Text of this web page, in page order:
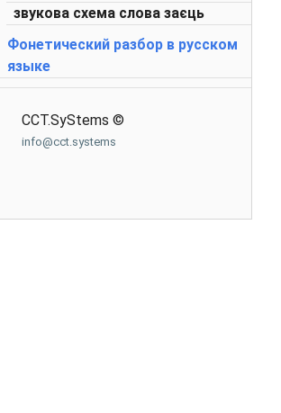
звукова схема слова заєць
Фонетический разбор в русском
языке
CCT.SyStems ©
info@cct.systems